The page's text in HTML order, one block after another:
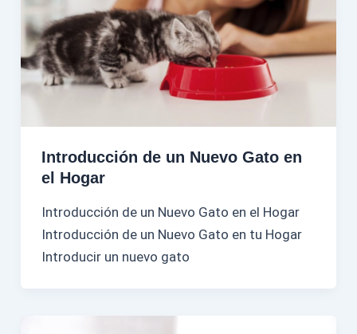
Introducción de un Nuevo Gato en
el Hogar
Introducción de un Nuevo Gato en el Hogar
Introducción de un Nuevo Gato en tu Hogar
Introducir un nuevo gato